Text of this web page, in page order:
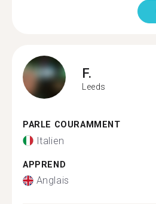
F.
Leeds
PARLE COURAMMENT
Italien
APPREND
Anglais